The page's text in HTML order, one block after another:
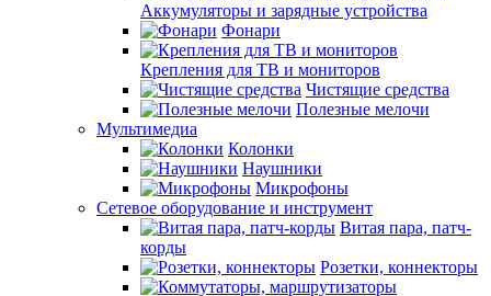
Аккумуляторы и зарядные устройства
Фонари
Крепления для ТВ и мониторов
Чистящие средства
Полезные мелочи
Мультимедиа
Колонки
Наушники
Микрофоны
Сетевое оборудование и инструмент
Витая пара, патч-
корды
Розетки, коннекторы